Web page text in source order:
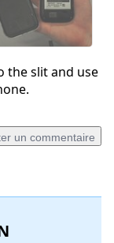
the slit and use
un commentaire